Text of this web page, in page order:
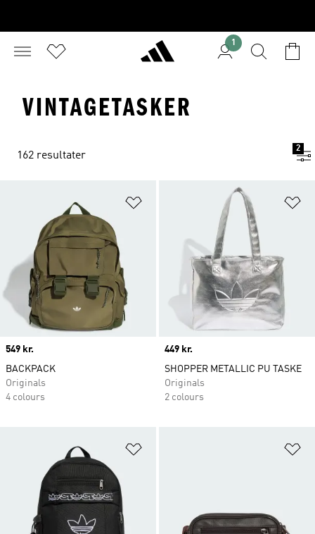
1
VINTAGETASKER
162 resultater
2
Price
549 kr.
BACKPACK
Originals
4 colours
Price
449 kr.
SHOPPER METALLIC PU TASKE
Originals
2 colours